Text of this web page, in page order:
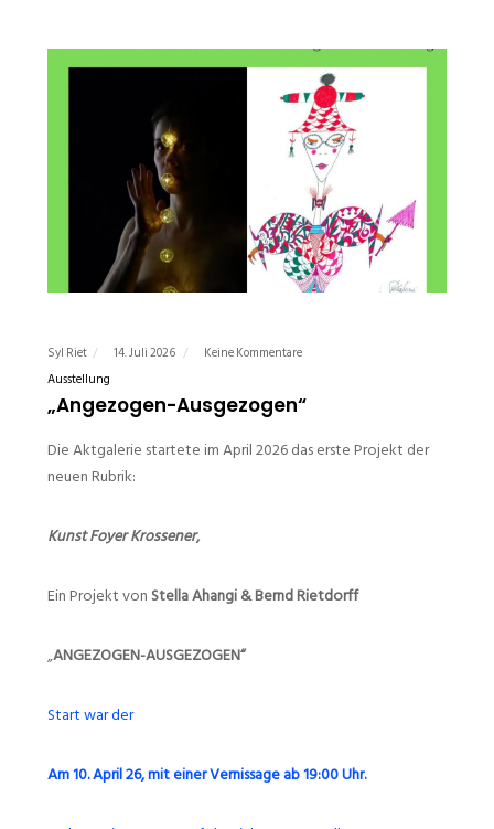
Syl Riet 14. Juli 2026
Keine Kommentare
Ausstellung
„Angezogen-Ausgezogen“
Die Aktgalerie startete im April 2026 das erste Projekt der
neuen Rubrik:
Kunst Foyer Krossener,
Ein Projekt von Stella Ahangi & Bernd Rietdorff
„ANGEZOGEN-AUSGEZOGEN“
Start war der
Am 10. April 26, mit einer Vernissage ab 19:00 Uhr.